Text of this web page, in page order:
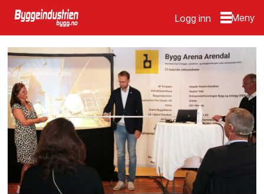
Logg inn